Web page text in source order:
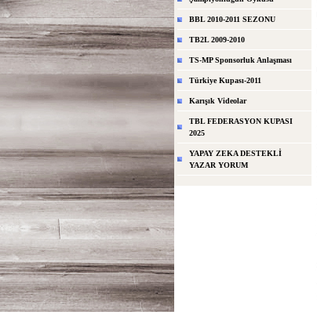
BBL 2010-2011 SEZONU
TB2L 2009-2010
TS-MP Sponsorluk Anlaşması
Türkiye Kupası-2011
Karışık Videolar
TBL FEDERASYON KUPASI
2025
YAPAY ZEKA DESTEKLİ
YAZAR YORUM